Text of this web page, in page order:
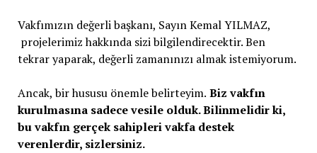
Vakfımızın değerli başkanı, Sayın Kemal YILMAZ,
projelerimiz hakkında sizi bilgilendirecektir. Ben
tekrar yaparak, değerli zamanınızı almak istemiyorum.
Ancak, bir hususu önemle belirteyim. Biz vakfın
kurulmasına sadece vesile olduk. Bilinmelidir ki,
bu vakfın gerçek sahipleri vakfa destek
verenlerdir, sizlersiniz.